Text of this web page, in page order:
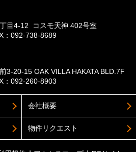
目4-12 コスモ天神 402号室
092-738-8689
3-20-15 OAK VILLA HAKATA BLD.7F
092-260-8903
会社概要
物件リクエスト